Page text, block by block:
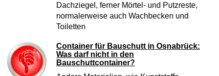
Dachziegel, ferner Mörtel- und Putzreste,
normalerweise auch Wachbecken und
Toiletten
Container für Bauschutt in Osnabrück:
Was darf nicht in den
Bauschuttcontainer?